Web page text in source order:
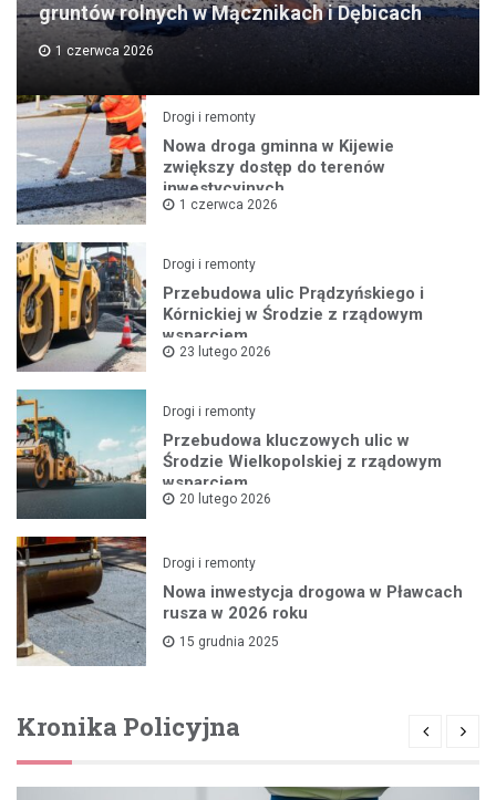
gruntów rolnych w Mącznikach i Dębicach
1 czerwca 2026
Drogi i remonty
Nowa droga gminna w Kijewie
zwiększy dostęp do terenów
inwestycyjnych
1 czerwca 2026
Drogi i remonty
Przebudowa ulic Prądzyńskiego i
Kórnickiej w Środzie z rządowym
wsparciem
23 lutego 2026
Drogi i remonty
Przebudowa kluczowych ulic w
Środzie Wielkopolskiej z rządowym
wsparciem
20 lutego 2026
Drogi i remonty
Nowa inwestycja drogowa w Pławcach
rusza w 2026 roku
15 grudnia 2025
Kronika Policyjna